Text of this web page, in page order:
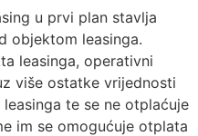
u prvi plan stavlja
objektom leasinga.
leasinga, operativni
više ostatke vrijednosti
te se ne otplaćuje
im se omogućuje otplata